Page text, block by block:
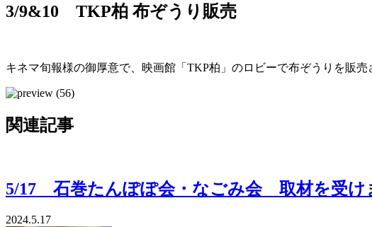
3/9&10 TKP柏 布ぞうり販売
キネマ旬報様の御厚意で、映画館「TKP柏」のロビーで布ぞうりを販売
関連記事
5/17 石巻たんぽぽ会・なごみ会 取材を受け
2024.5.17